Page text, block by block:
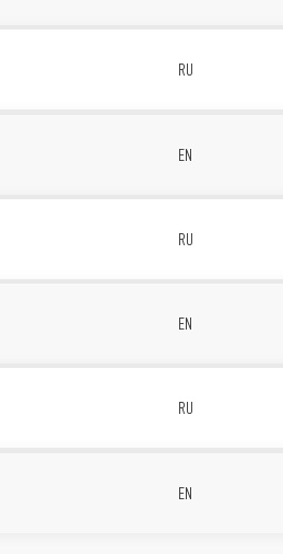
RU
EN
RU
EN
RU
EN